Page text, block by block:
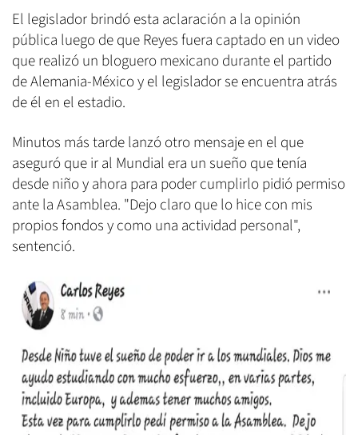
El legislador brindó esta aclaración a la opinión
pública luego de que Reyes fuera captado en un video
que realizó un bloguero mexicano durante el partido
de Alemania-México y el legislador se encuentra atrás
de él en el estadio.
Minutos más tarde lanzó otro mensaje en el que
aseguró que ir al Mundial era un sueño que tenía
desde niño y ahora para poder cumplirlo pidió permiso
ante la Asamblea. "Dejo claro que lo hice con mis
propios fondos y como una actividad personal",
sentenció.